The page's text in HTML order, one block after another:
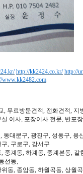
http://kk2424.co.kr/ http://
www.kk2482.com
무료방문견적, 전화견적,
이사, 포장이사 전문, 반포
대문구, 광진구, 성동구,
, 구로구, 강서구
중계동, 하계동, 중계본동,
선동,
동, 종암동, 하월곡동, 상월